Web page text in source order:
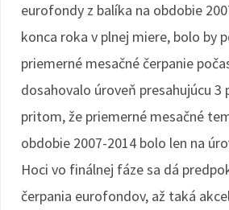
eurofondy z balíka na obdobie
konca roka v plnej miere, bolo by
priemerné mesačné čerpanie
dosahovalo úroveň presahujúcu 3
pritom, že priemerné mesačné
obdobie 2007-2014 bolo len na
Hoci vo finálnej fáze sa dá
čerpania eurofondov, až taká